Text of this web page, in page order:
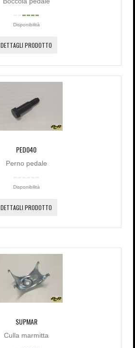
Disponibilità
DETTAGLI PRODOTTO
PED040
Perno pedale
Disponibilità
DETTAGLI PRODOTTO
SUPMAR
Culla marmitta